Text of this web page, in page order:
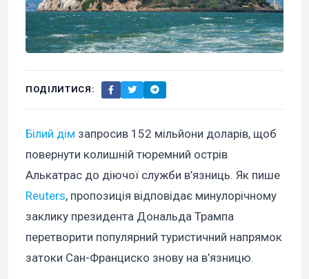
ПОДІЛИТИСЯ:
Білий дім запросив 152 мільйони доларів, щоб
повернути колишній тюремний острів
Алькатрас до діючої служби в’язниць. Як пише
Reuters, пропозиція відповідає минулорічному
заклику президента Дональда Трампа
перетворити популярний туристичний напрямок
затоки Сан-Франциско знову на в’язницю.